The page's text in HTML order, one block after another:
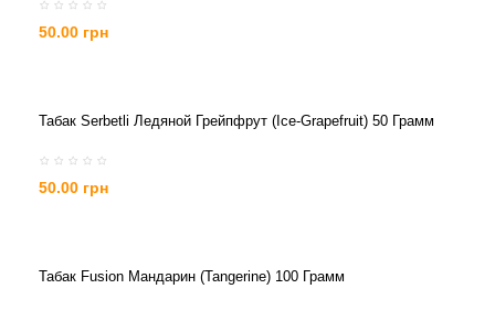
50.00 грн
Табак Serbetli Ледяной Грейпфрут (Ice-Grapefruit) 50 Грамм
50.00 грн
Табак Fusion Мандарин (Tangerine) 100 Грамм